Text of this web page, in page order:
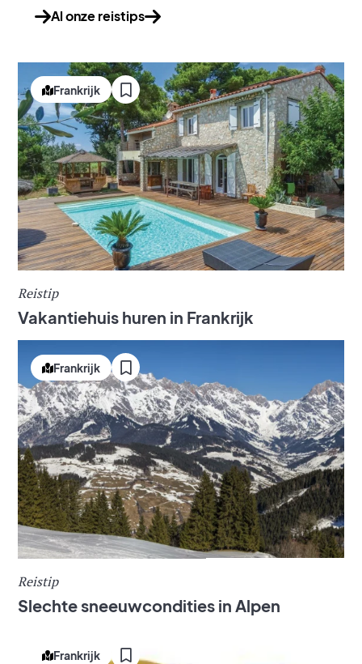
Al onze reistips
Frankrijk
Reistip
Vakantiehuis huren in Frankrijk
Frankrijk
Reistip
Slechte sneeuwcondities in Alpen
Frankrijk